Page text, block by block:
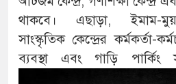
থাকবে। এছাড়া, ইমাম-
সাংস্কৃতিক কেন্দ্রের কর্মকর্তা-
ব্যবস্থা এবং গাড়ি পার্কিং